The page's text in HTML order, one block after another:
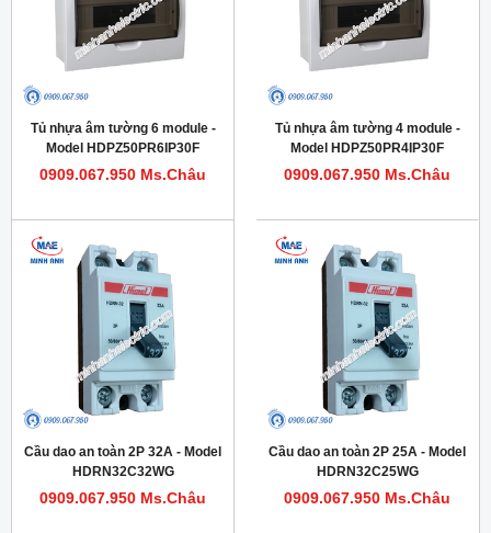
Tủ nhựa âm tường 6 module -
Model HDPZ50PR6IP30F
0909.067.950 Ms.Châu
Tủ nhựa âm tường 4 module -
Model HDPZ50PR4IP30F
0909.067.950 Ms.Châu
Cầu dao an toàn 2P 32A - Model
HDRN32C32WG
0909.067.950 Ms.Châu
Cầu dao an toàn 2P 25A - Model
HDRN32C25WG
0909.067.950 Ms.Châu